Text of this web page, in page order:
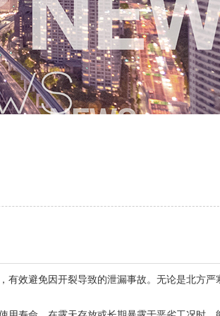
效避免因开裂导致的泄漏事故。无论是北方严